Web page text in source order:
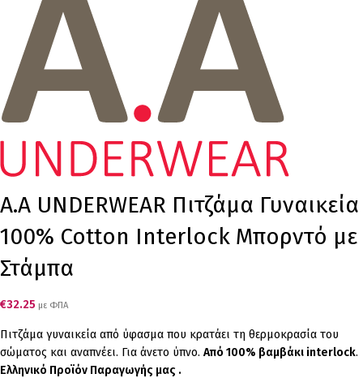
A.A UNDERWEAR Πιτζάμα Γυναικεία
100% Cotton Ιnterlock Μπορντό με
Στάμπα
€32.25 με ΦΠΑ
Πιτζάμα γυναικεία από ύφασμα που κρατάει τη θερμοκρασία του
σώματος και αναπνέει. Για άνετο ύπνο. Από 100% βαμβάκι interlock.
Ελληνικό Προϊόν Παραγωγής μας .